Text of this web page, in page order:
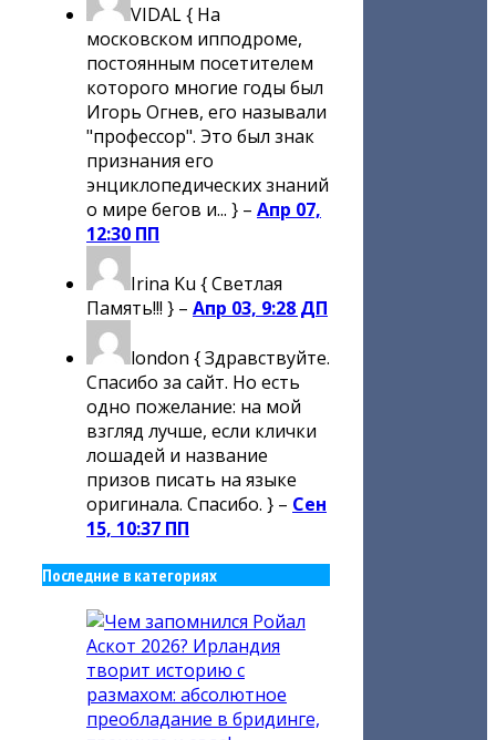
VIDAL{ На
московском ипподроме,
постоянным посетителем
которого многие годы был
Игорь Огнев, его называли
"профессор". Это был знак
признания его
энциклопедических знаний
о мире бегов и... } – Апр 07,
12:30 ПП
Irina Ku { Светлая
Память!!! } – Апр 03, 9:28 ДП
london { Здравствуйте.
Спасибо за сайт. Но есть
одно пожелание: на мой
взгляд лучше, если клички
лошадей и название
призов писать на языке
оригинала. Спасибо. } – Сен
15, 10:37 ПП
Последние в категориях